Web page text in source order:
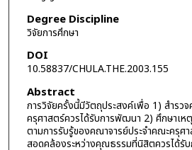
Degree Discipline
วิจัยการศึกษา
DOI
10.58837/CHULA.THE.2003.155
Abstract
การวิจัยครั้งนี้มีวัตถุประสงค์เพื่อ 1) สำร
ครุศาสตร์ควรได้รับการพัฒนา 2) ศึกษาเ
ตามการรับรู้ของคณาจารย์ประจำคณะครุศ
สอดคล้องระหว่างคุณธรรมที่นิสิตควรได้